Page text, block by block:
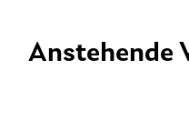
Anstehende